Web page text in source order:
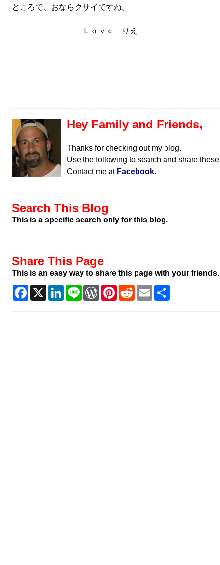
ところで、おならクサイですね。
Ｌｏｖｅ りえ
Hey Family and Friends,
Thanks for checking out my blog.
Use the following to search and share
Contact me at Facebook.
Search This Blog
This is a specific search only for this blog.
Share This Page
This is an easy way to share this page with your friends.
Facebook
X LinkedIn
Line WordPress
Pinterest
RedditEmail